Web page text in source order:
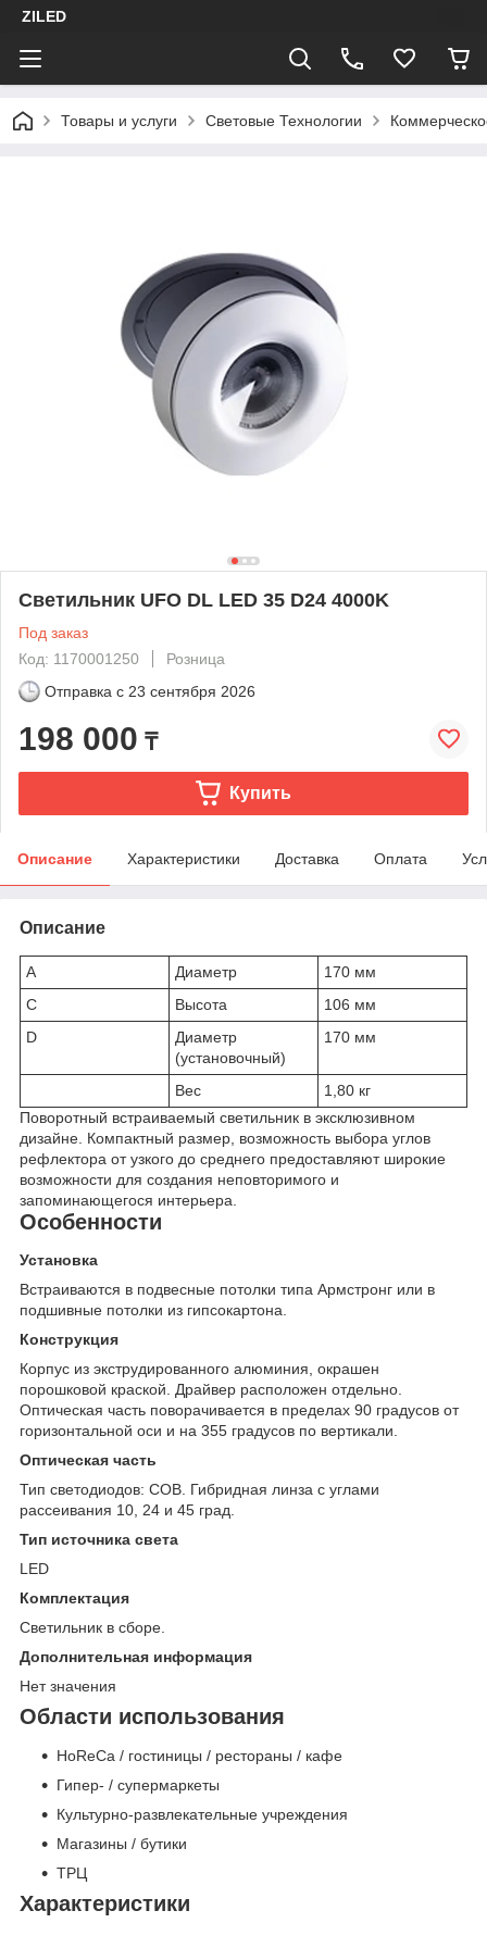
ZILED
Товары и услуги Световые Технологии
Светильник UFO DL LED 35 D24 4000K
Под заказ
Код: 1170001250
Розница
Отправка с 23 сентября 2026
198 000 ₸
Купить
Описание Характеристики Доставка Оплата
Описание
A Диаметр
170 мм
C
Высота
106 мм
D
Диаметр
(установочный)
170 мм
Вес
1,80 кг
Поворотный встраиваемый светильник в эксклюзивном
дизайне. Компактный размер, возможность выбора углов
рефлектора от узкого до среднего предоставляют широкие
возможности для создания неповторимого и
запоминающегося интерьера.
Особенности
Установка
Встраиваются в подвесные потолки типа Армстронг или в
подшивные потолки из гипсокартона.
Конструкция
Корпус из экструдированного алюминия, окрашен
порошковой краской. Драйвер расположен отдельно.
Оптическая часть поворачивается в пределах 90 градусов от
горизонтальной оси и на 355 градусов по вертикали.
Оптическая часть
Тип светодиодов: COB. Гибридная линза с углами
рассеивания 10, 24 и 45 град.
Тип источника света
LED
Комплектация
Светильник в сборе.
Дополнительная информация
Нет значения
Области использования
HoReCa / гостиницы / рестораны / кафе
Гипер- / супермаркеты
Культурно-развлекательные учреждения
Магазины / бутики
ТРЦ
Характеристики